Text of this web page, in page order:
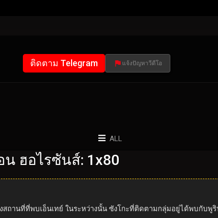
ติดตาม Telegram แจ้งปัญหาวีดีโอ
ALL
น ฮอไรซันส์: 1x80
ถานที่ที่พบเอ็นเทย์ ในระหว่างนั้น ซังโกะที่ติดตามกลุ่มอยู่ได้พบกับ